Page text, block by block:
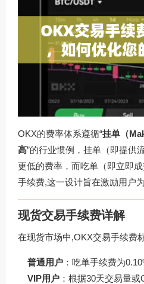
OKX的费率体系遵循“挂单（
高”的行业惯例，挂单（即提供
更低的费率，而吃单（即立即
手续费,这一设计旨在激励用户
现货交易手续费详解
在现货市场中,OKX交易手续费
普通用户 ：吃单手续费为
VIP用户 ：根据30天交易量